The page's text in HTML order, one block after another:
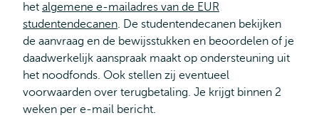
het algemene e-mailadres van de EUR
studentendecanen. De studentendecanen bekijken
de aanvraag en de bewijsstukken en beoordelen of je
daadwerkelijk aanspraak maakt op ondersteuning uit
het noodfonds. Ook stellen zij eventueel
voorwaarden over terugbetaling. Je krijgt binnen 2
weken per e-mail bericht.